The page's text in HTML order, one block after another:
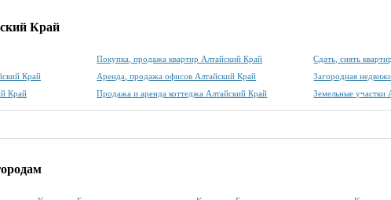
Край
Покупка, продажа квартир Алтайский Край
Сдать, снять
Край
Аренда, продажа офисов Алтайский Край
Загородная
Край
Продажа и аренда коттеджа Алтайский Край Земельные участки